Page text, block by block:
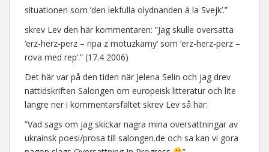
situationen som ’den lekfulla olydnanden à la Svejk’.”
skrev Lev den här kommentaren: ”Jag skulle oversatta
’erz-herz-perz – ripa z motuzkamy’ som ’erz-herz-perz –
rova med rep’.” (17.4 2006)
Det här var på den tiden när Jelena Selin och jag drev
nättidskriften Salongen om europeisk litteratur och lite
längre ner i kommentarsfältet skrev Lev så här:
”Vad sags om jag skickar nagra mina oversattningar av
ukrainsk poesi/prosa till salongen.de och sa kan vi gora